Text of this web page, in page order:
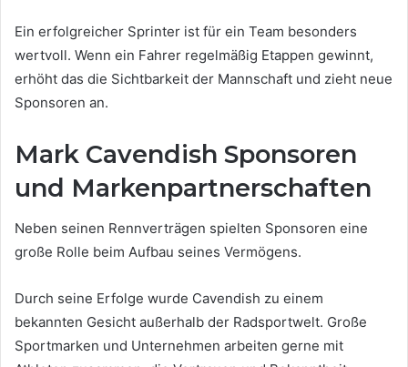
Ein erfolgreicher Sprinter ist für ein Team besonders
wertvoll. Wenn ein Fahrer regelmäßig Etappen gewinnt,
erhöht das die Sichtbarkeit der Mannschaft und zieht neue
Sponsoren an.
Mark Cavendish Sponsoren
und Markenpartnerschaften
Neben seinen Rennverträgen spielten Sponsoren eine
große Rolle beim Aufbau seines Vermögens.
Durch seine Erfolge wurde Cavendish zu einem
bekannten Gesicht außerhalb der Radsportwelt. Große
Sportmarken und Unternehmen arbeiten gerne mit